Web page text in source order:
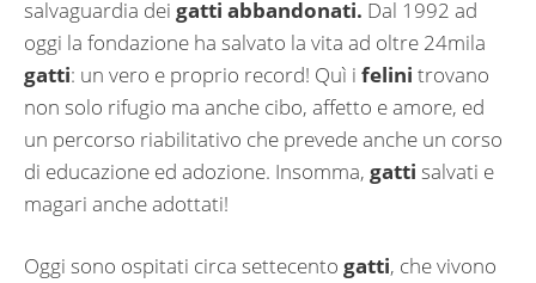
salvaguardia dei gatti abbandonati. Dal 1992 ad
oggi la fondazione ha salvato la vita ad oltre 24mila
gatti: un vero e proprio record! Quì i felini trovano
non solo rifugio ma anche cibo, affetto e amore, ed
un percorso riabilitativo che prevede anche un corso
di educazione ed adozione. Insomma, gatti salvati e
magari anche adottati!
Oggi sono ospitati circa settecento gatti, che vivono